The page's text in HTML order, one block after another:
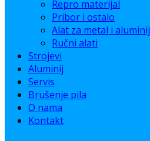
Repro materijal
Pribor i ostalo
Alat za metal i aluminij
Ručni alati
Strojevi
Aluminij
Servis
Brušenje pila
O nama
Kontakt